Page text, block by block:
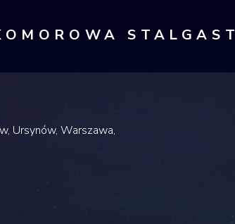
STALGAST
Ursynów, Warszawa,